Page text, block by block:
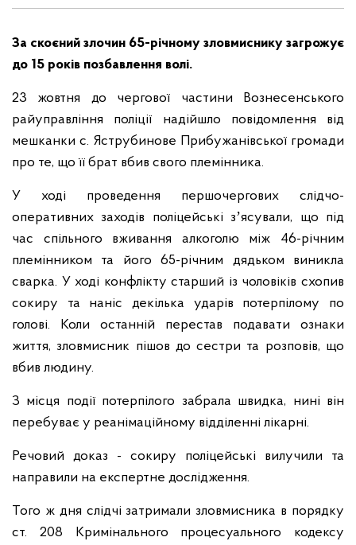
За скоєний злочин 65-річному зловмиснику загрожує
до 15 років позбавлення волі.
23 жовтня до чергової частини Вознесенського
райуправління поліції надійшло повідомлення від
мешканки с. Яструбинове Прибужанівської громади
про те, що її брат вбив свого племінника.
У ході проведення першочергових слідчо-
оперативних заходів поліцейські зʼясували, що під
час спільного вживання алкоголю між 46-річним
племінником та його 65-річним дядьком виникла
сварка. У ході конфлікту старший із чоловіків схопив
сокиру та наніс декілька ударів потерпілому по
голові. Коли останній перестав подавати ознаки
життя, зловмисник пішов до сестри та розповів, що
вбив людину.
З місця події потерпілого забрала швидка, нині він
перебуває у реанімаційному відділенні лікарні.
Речовий доказ - сокиру поліцейські вилучили та
направили на експертне дослідження.
Того ж дня слідчі затримали зловмисника в порядку
ст. 208 Кримінального процесуального кодексу